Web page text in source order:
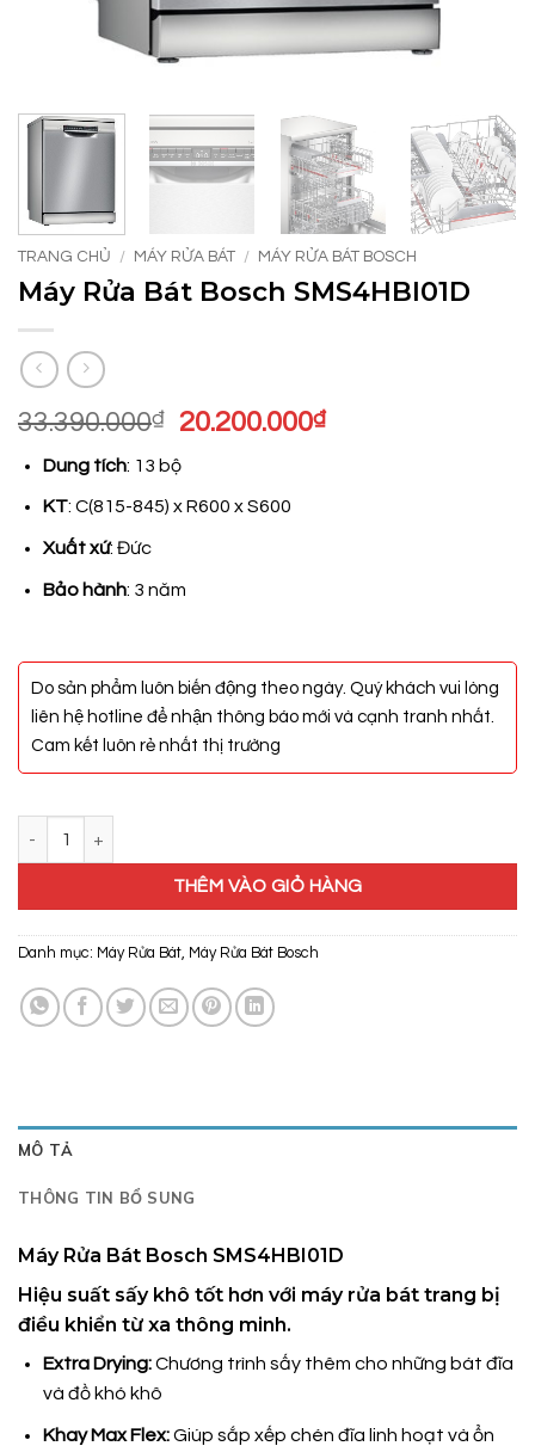
TRANG CHỦ / MÁY RỬA BÁT / MÁY RỬA BÁT BOSCH
Máy Rửa Bát Bosch SMS4HBI01D
33.390.000₫
Giá
là:
33.390.000₫.
20.200.000₫Giá
Dung tích: 13 bộ
KT: C(815-845) x R600 x S600
Xuất xứ: Đức
Bảo hành: 3 năm
Do sản phẩm luôn biến động theo ngày. Quý khách vui lòng
liên hệ hotline để nhận thông báo mới và cạnh tranh nhất.
Cam kết luôn rẻ nhất thị trường
THÊM VÀO GIỎ HÀNG
Danh mục: Máy Rửa Bát, Máy Rửa Bát Bosch
MÔ TẢ
THÔNG TIN BỔ SUNG
Máy Rửa Bát Bosch SMS4HBI01D
Hiệu suất sấy khô tốt hơn với máy rửa bát trang bị
điều khiển từ xa thông minh.
Extra Drying:Chương trình sấy thêm cho những bát đĩa
và đồ khó khô
Khay Max Flex:Giúp sắp xếp chén đĩa linh hoạt và ổn